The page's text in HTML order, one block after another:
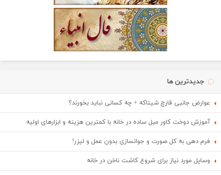
جدیدترین ها
عوارض جانبی قارچ شیتاکه + چه کسانی نباید بخورند؟
آموزش دوخت کاور مبل ساده در خانه با کمترین هزینه و ابزارهای اولیه
فرم دهی به کل صورت و جوانسازی بدون عمل و لیزر!
وسایل مورد نیاز برای شروع کاشت ناخن در خانه